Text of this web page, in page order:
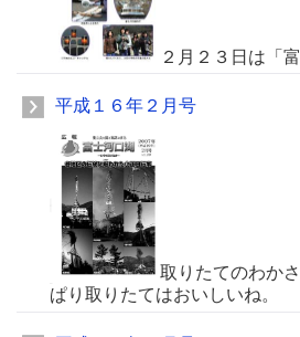
２月２３日は「
平成１６年２月号
取りたてのわか
ぱり取りたてはおいしいね。